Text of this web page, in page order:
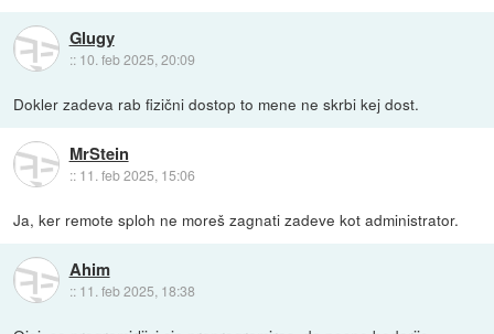
Glugy
:: 10. feb 2025, 20:09
Dokler zadeva rab fizični dostop to mene ne skrbi kej dost.
MrStein
:: 11. feb 2025, 15:06
Ja, ker remote sploh ne moreš zagnati zadeve kot administrator.
Ahim
:: 11. feb 2025, 18:38